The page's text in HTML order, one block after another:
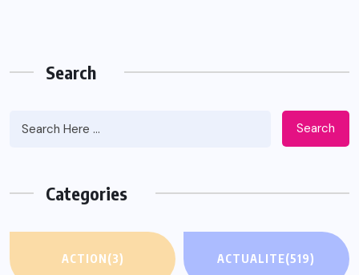
Search
Search
Categories
ACTION(3) ACTUALITE(519)